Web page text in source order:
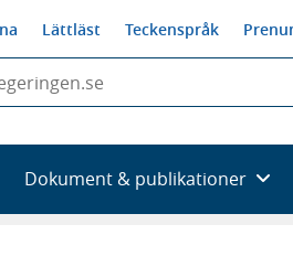
Lättläst Teckenspråk
Dokument & publikationer